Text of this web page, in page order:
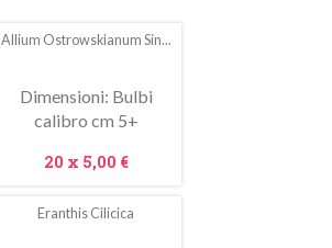
Allium Ostrowskianum Sin...
Dimensioni: Bulbi
calibro cm 5+
Prezzo
20 x 5,00 €
Eranthis Cilicica